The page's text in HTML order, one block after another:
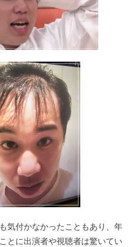
気付かなかったこともあり、年
とに出演者や視聴者は驚いてい